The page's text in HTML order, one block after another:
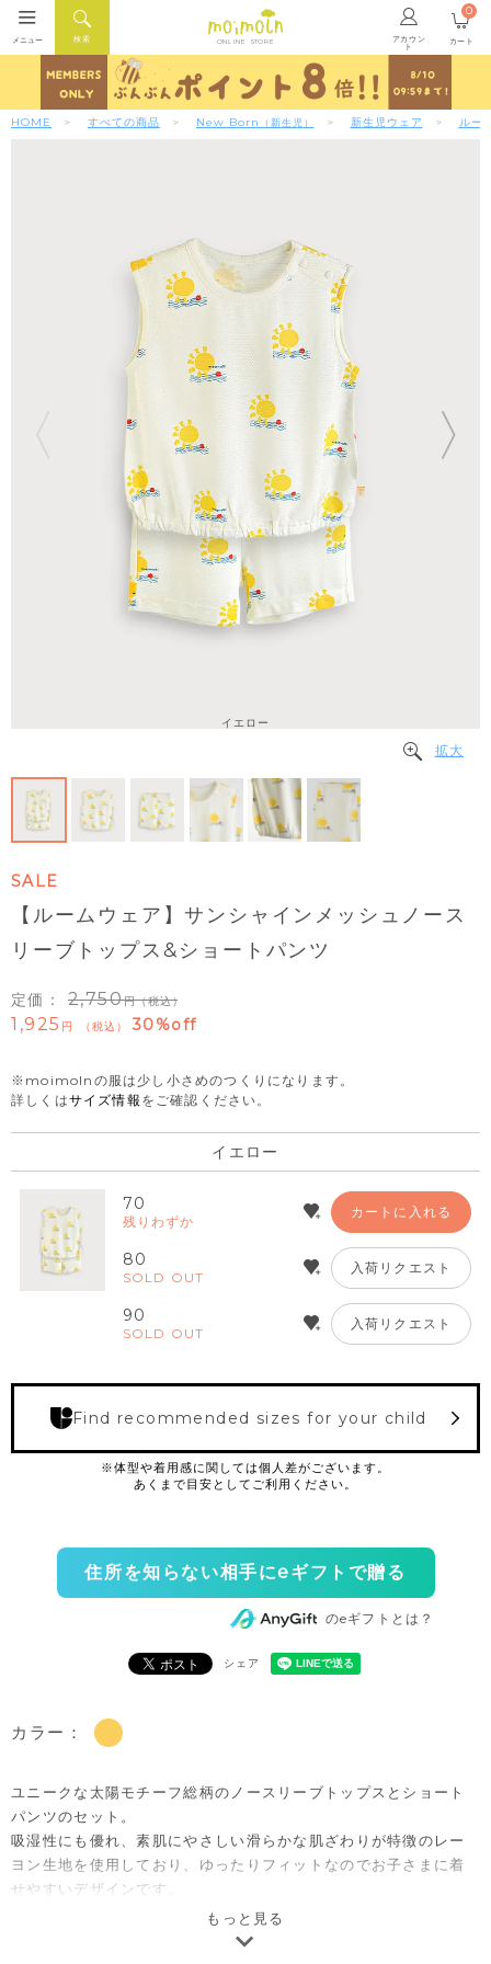
ONLINE STORE アカウン
ト
検索
メニュー カート
0
HOME すべての商品 New Born （新生児） 新生児ウェア ルー
イエロー
拡大
SALE
【ルームウェア】サンシャインメッシュノース
リーブトップス&ショートパンツ
定価： 2,750 （税込）
1,925 税込 30%off
※moimolnの服は少し小さめのつくりになります。
詳しくはサイズ情報 をご確認ください。
イエロー
70
残りわずか
カートに入れる
80
SOLD OUT
入荷リクエスト
90
SOLD OUT
入荷リクエスト
Find recommended sizes for your child
住所を知らない相手にeギフトで贈る
のeギフトとは？
シェア
カラー：
ユニークな太陽モチーフ総柄のノースリーブトップスとショート
パンツのセット。
吸湿性にも優れ、素肌にやさしい滑らかな肌ざわりが特徴のレー
ヨン生地を使用しており、ゆったりフィットなのでお子さまに着
せやすいデザインです。
ご自宅用としてはもちろん、出産祝いやベビー服のギフトとして
も喜ばれるセットアイテムです。
もっと見る